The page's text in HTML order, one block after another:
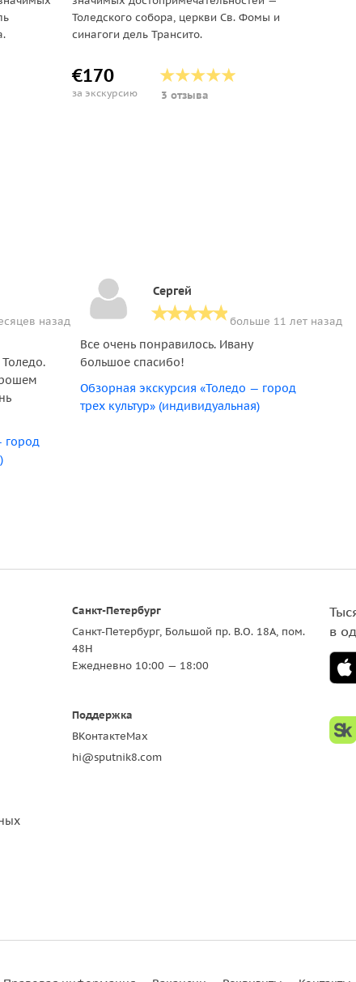
Толедского собора, церкви Св. Фомы и
синагоги дель Трансито.
€170
за экскурсию 3 отзыва
назад
город
Сергей
больше 11 лет назад
Все очень понравилось. Ивану
большое спасибо!
Обзорная экскурсия «Толедо — город
трех культур» (индивидуальная)
Санкт-Петербург
Санкт-Петербург, Большой пр. В.О. 18A, пом.
48Н
Ежедневно 10:00 — 18:00
Поддержка
ВКонтактеMax
hi@sputnik8.com
в